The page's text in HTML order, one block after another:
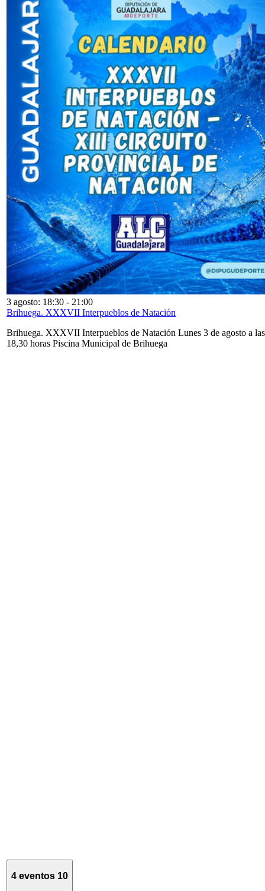
3 agosto: 18:30 - 21:00
Brihuega. XXXVII Interpueblos de Natación
Brihuega. XXXVII Interpueblos de Natación Lunes 3 de agosto a las
18,30 horas Piscina Municipal de Brihuega
4 eventos 10